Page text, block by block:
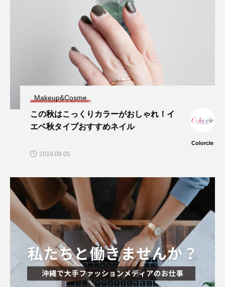
Makeup&Cosme
この秋はこっくりカラーがおしゃれ！イ
エベ秋タイプおすすめネイル
Colorcle
2019.09.05